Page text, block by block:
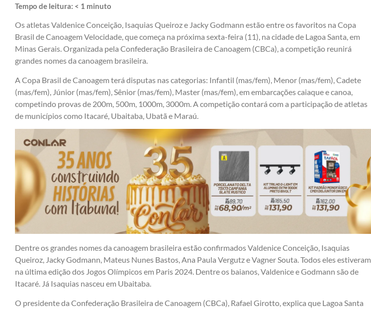
Tempo de leitura: < 1 minuto
Os atletas Valdenice Conceição, Isaquias Queiroz e Jacky Godmann estão entre os favoritos na Copa
Brasil de Canoagem Velocidade, que começa na próxima sexta-feira (11), na cidade de Lagoa Santa, em
Minas Gerais. Organizada pela Confederação Brasileira de Canoagem (CBCa), a competição reunirá
grandes nomes da canoagem brasileira.
A Copa Brasil de Canoagem terá disputas nas categorias: Infantil (mas/fem), Menor (mas/fem), Cadete
(mas/fem), Júnior (mas/fem), Sênior (mas/fem), Master (mas/fem), em embarcações caiaque e canoa,
competindo provas de 200m, 500m, 1000m, 3000m. A competição contará com a participação de atletas
de municípios como Itacaré, Ubaitaba, Ubatã e Maraú.
Dentre os grandes nomes da canoagem brasileira estão confirmados Valdenice Conceição, Isaquias
Queiroz, Jacky Godmann, Mateus Nunes Bastos, Ana Paula Vergutz e Vagner Souta. Todos eles estiveram
na última edição dos Jogos Olímpicos em Paris 2024. Dentre os baianos, Valdenice e Godmann são de
Itacaré. Já Isaquias nasceu em Ubaitaba.
O presidente da Confederação Brasileira de Canoagem (CBCa), Rafael Girotto, explica que Lagoa Santa